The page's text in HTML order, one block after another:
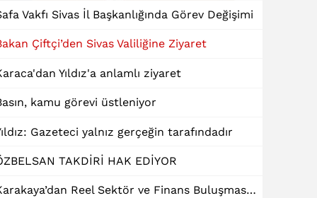
Vakfı Sivas İl Başkanlığında Görev Değişimi
Çiftçi’den Sivas Valiliğine Ziyaret
Yıldız'a anlamlı ziyaret
kamu görevi üstleniyor
Gazeteci yalnız gerçeğin tarafındadır
TAKDİRİ HAK EDİYOR
Karakaya’dan Reel Sektör ve Finans Buluşmasında "Dinamik Kredi" Talebi